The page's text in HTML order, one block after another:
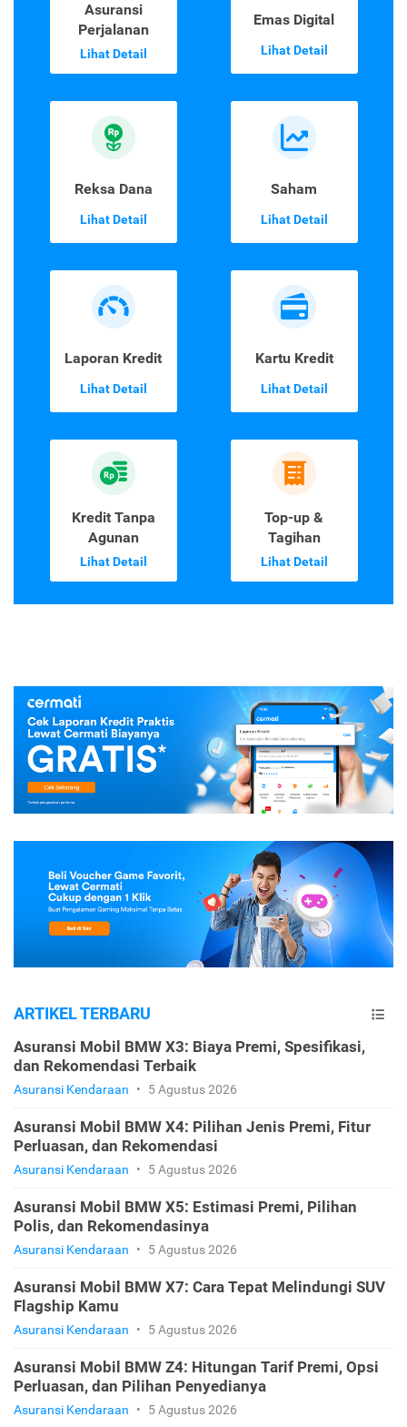
Asuransi
Perjalanan
Lihat Detail
Emas Digital
Lihat Detail
Reksa Dana
Lihat Detail
Saham
Lihat Detail
Laporan Kredit
Lihat Detail
Kartu Kredit
Lihat Detail
Kredit Tanpa
Agunan
Lihat Detail
Top-up &
Tagihan
Lihat Detail
ARTIKEL TERBARU
Asuransi Mobil BMW X3: Biaya Premi, Spesifikasi,
dan Rekomendasi Terbaik
Asuransi Kendaraan • 5 Agustus 2026
Asuransi Mobil BMW X4: Pilihan Jenis Premi, Fitur
Perluasan, dan Rekomendasi
Asuransi Kendaraan • 5 Agustus 2026
Asuransi Mobil BMW X5: Estimasi Premi, Pilihan
Polis, dan Rekomendasinya
Asuransi Kendaraan • 5 Agustus 2026
Asuransi Mobil BMW X7: Cara Tepat Melindungi SUV
Flagship Kamu
Asuransi Kendaraan • 5 Agustus 2026
Asuransi Mobil BMW Z4: Hitungan Tarif Premi, Opsi
Perluasan, dan Pilihan Penyedianya
Asuransi Kendaraan • 5 Agustus 2026